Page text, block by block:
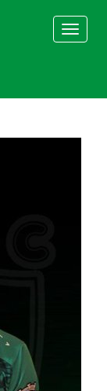
Toggle